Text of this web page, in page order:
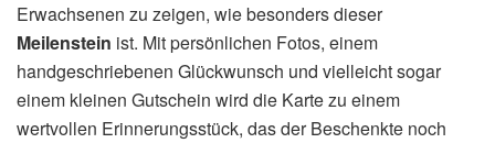
Erwachsenen zu zeigen, wie besonders dieser
Meilenstein ist. Mit persönlichen Fotos, einem
handgeschriebenen Glückwunsch und vielleicht sogar
einem kleinen Gutschein wird die Karte zu einem
wertvollen Erinnerungsstück, das der Beschenkte noch